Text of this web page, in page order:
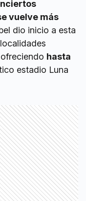
vuelve más
dio inicio a esta
hasta
estadio Luna